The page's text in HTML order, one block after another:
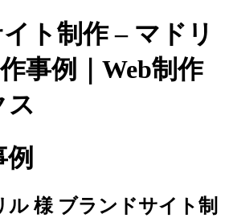
ト制作 – マドリ
事例｜Web制作
ス
ル 様 ブランドサイト制